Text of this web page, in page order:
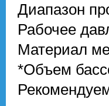
Диапазон
Рабочее
Материал
*Объем